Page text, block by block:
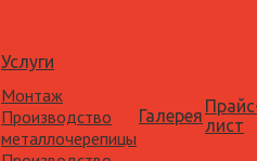
Услуги
Монтаж
Производство
металлочерепицы
Галерея лист